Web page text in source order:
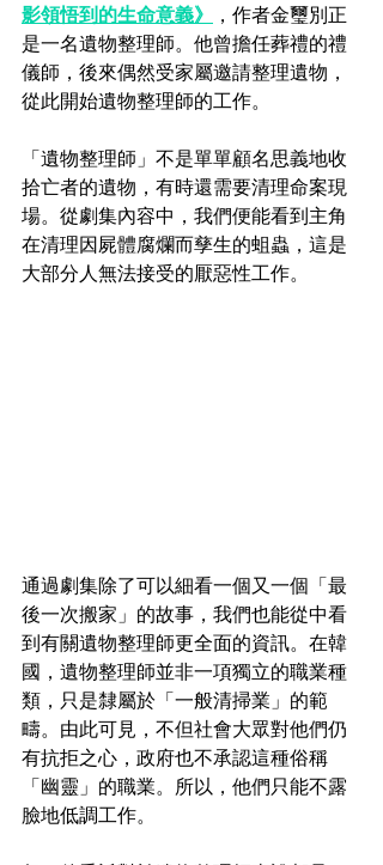
影領悟到的生命意義》
，作者金璽別正
是一名遺物整理師。他曾擔任葬禮的禮
儀師，後來偶然受家屬邀請整理遺物，
從此開始遺物整理師的工作。
「遺物整理師」不是單單顧名思義地收
拾亡者的遺物，有時還需要清理命案現
場。從劇集內容中，我們便能看到主角
在清理因屍體腐爛而孳生的蛆蟲，這是
大部分人無法接受的厭惡性工作。
通過劇集除了可以細看一個又一個「最
後一次搬家」的故事，我們也能從中看
到有關遺物整理師更全面的資訊。在韓
國，遺物整理師並非一項獨立的職業種
類，只是隸屬於「一般清掃業」的範
疇。由此可見，不但社會大眾對他們仍
有抗拒之心，政府也不承認這種俗稱
「幽靈」的職業。所以，他們只能不露
臉地低調工作。